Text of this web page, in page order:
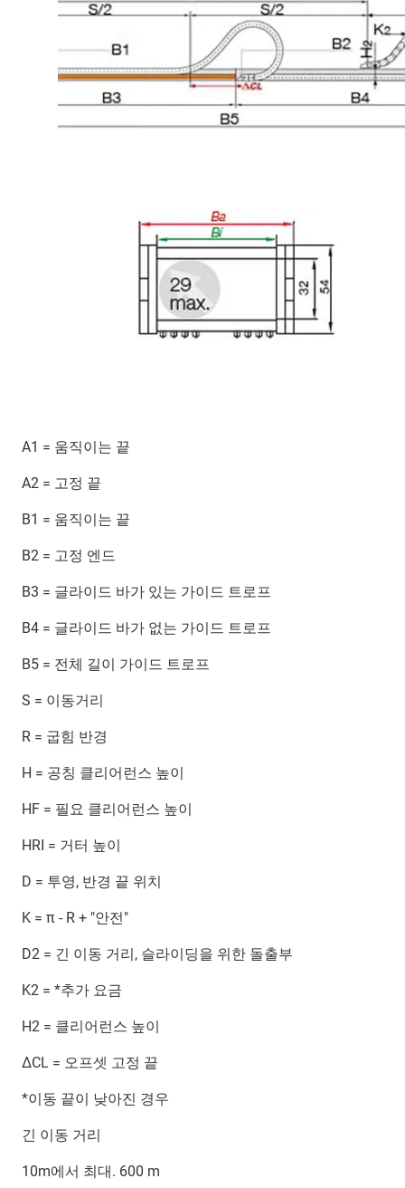
A1 = 움직이는 끝
A2 = 고정 끝
B1 = 움직이는 끝
B2 = 고정 엔드
B3 = 글라이드 바가 있는 가이드 트로프
B4 = 글라이드 바가 없는 가이드 트로프
B5 = 전체 길이 가이드 트로프
S = 이동거리
R = 굽힘 반경
H = 공칭 클리어런스 높이
HF = 필요 클리어런스 높이
HRI = 거터 높이
D = 투영, 반경 끝 위치
K = π - R + "안전"
D2 = 긴 이동 거리, 슬라이딩을 위한 돌출부
K2 = *추가 요금
H2 = 클리어런스 높이
∆CL = 오프셋 고정 끝
*이동 끝이 낮아진 경우
긴 이동 거리
10m에서 최대. 600 m